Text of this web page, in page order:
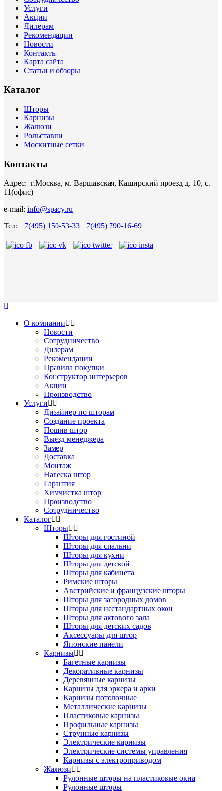
Услуги
Акции
Дилерам
Рекомендации
Новости
Контакты
Карта сайта
Статьи и обзоры
Каталог
Шторы
Карнизы
Жалюзи
Рольставни
Москитные сетки
Контакты
Адрес: г.Москва, м. Варшавская, Каширский проезд д. 10, с.
11(офис)
e-mail: info@spacy.ru
Тел: +7(495) 150-53-33 +7(495) 790-16-69
О компании
Новости
Сотрудничество
Дилерам
Рекомендации
Правила покупки
Конструктор интерьеров
Акции
Производство
Услуги
Дизайнер по шторам
Создание проекта
Пошив штор
Выезд менеджера
Замер
Доставка
Монтаж
Навеска штор
Гарантия
Химчистка штор
Производство
Сотрудничество
Каталог
Шторы
Шторы для гостиной
Шторы для спальни
Шторы для кухни
Шторы для детской
Шторы для кабинета
Римские шторы
Австрийские и французские шторы
Шторы для загородных домов
Шторы для нестандартных окон
Шторы для актового зала
Шторы для детских садов
Аксессуары для штор
Японские панели
Карнизы
Багетные карнизы
Декоративные карнизы
Деревянные карнизы
Карнизы для эркера и арки
Карнизы потолочные
Металлические карнизы
Пластиковые карнизы
Профильные карнизы
Струнные карнизы
Электрические карнизы
Электрические системы управления
Карнизы с электроприводом
Жалюзи
Рулонные шторы на пластиковые окна
Рулонные шторы